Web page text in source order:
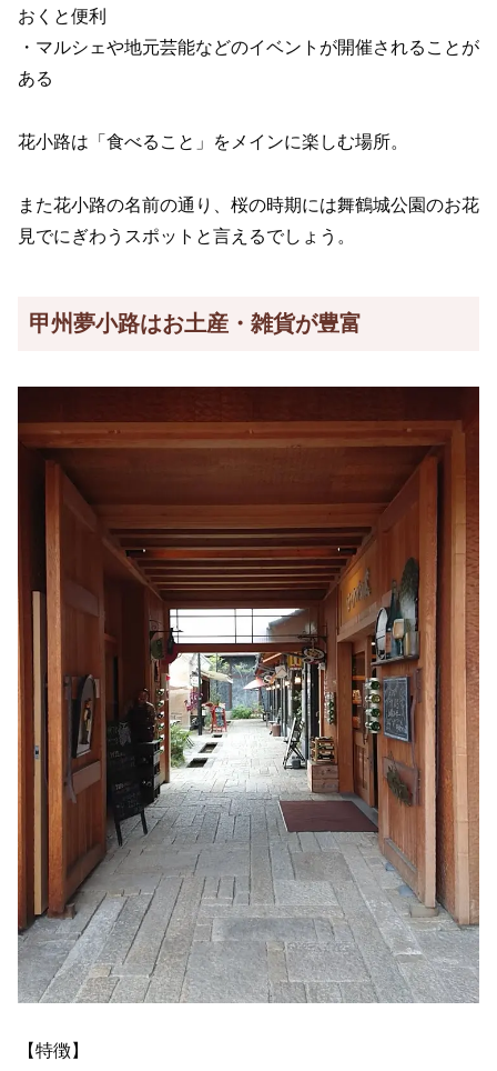
おくと便利
・マルシェや地元芸能などのイベントが開催されることが
ある
花小路は「食べること」をメインに楽しむ場所。
また花小路の名前の通り、桜の時期には舞鶴城公園のお花
見でにぎわうスポットと言えるでしょう。
甲州夢小路はお土産・雑貨が豊富
【特徴】